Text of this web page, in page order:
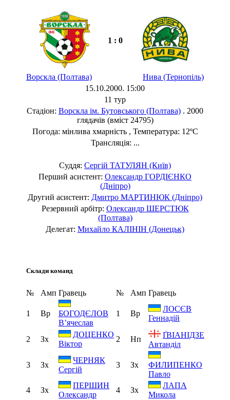
1 : 0
Ворскла (Полтава)
Нива (Тернопіль)
15.10.2000. 15:00
11 тур
Стадіон: Ворскла ім. Бутовського (Полтава) . 2000
глядачів (вміст 24795)
Погода: мінлива хмарність , Температура: 12ºC
Трансляція: ...
Суддя: Сергій ТАТУЛЯН (Київ)
Перший асистент: Олександр ГОРДІЄНКО
(Дніпро)
Другий асистент: Дмитро МАРТИНЮК (Дніпро)
Резервний арбітр: Олександр ШЕРСТЮК
(Полтава)
Делегат: Михайло КАЛІНІН (Донецьк)
Склади команд
№ Амп Гравець № Амп Гравець
1 Вр
БОГОДЄЛОВ
В’ячеслав
1 Вр
ЛОСЄВ
Геннадій
2 Зх
ДОЦЕНКО
Віктор
2 Нп
ҐВІАНІДЗЕ
Автанділ
3 Зх
ЧЕРНЯК
Сергій
3 Зх
ФИЛИПЕНКО
Павло
4
Зх
ПЕРШИН
Олександр
4 Зх
ЛАПА
Микола